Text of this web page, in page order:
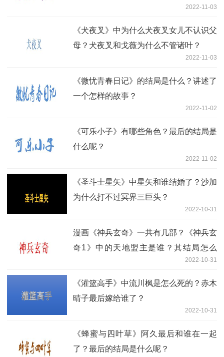
2022-11-03
《犬夜叉》中为什么犬夜叉女儿不认识父
母？犬夜叉和戈薇为什么不管诸叶？
2022-11-03
《微忧青春日记》的结局是什么？讲述了
一个怎样的故事？
2022-11-02
《可乐小子》有哪些角色？最后的结局是
什么呢？
2022-11-02
《圣斗士星矢》中星矢和谁结婚了？沙加
为什么打不过冥界三巨头？
2022-10-31
漫画《神兵玄奇》一共有几部？《神兵玄
奇1》中的天地盟主是谁？其结局怎么
2022-10-31
《灌篮高手》中流川枫是怎么死的？赤木
晴子最后嫁给谁了？
2022-10-31
《蜂蜜与四叶草》阿久最后和谁在一起
了？最后的结局是什么呢？